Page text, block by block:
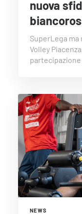
nuova
SuperLega ma
Volley
partecipazione
NEWS